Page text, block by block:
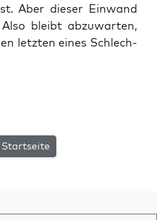
Aber die­ser Ein­wand
bleibt abzu­war­ten,
letz­ten eines Schlech­
Startseite